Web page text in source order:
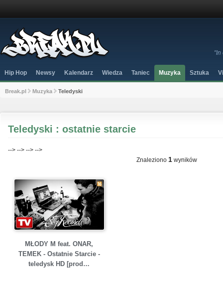
"In
Hip Hop Newsy Kalendarz Wiedza Taniec Muzyka Sztuka
Break.pl Muzyka Teledyski
Teledyski : ostatnie starcie
--> --> --> -->
Znaleziono 1 wyników
MŁODY M feat. ONAR,
TEMEK - Ostatnie Starcie -
teledysk HD [prod…